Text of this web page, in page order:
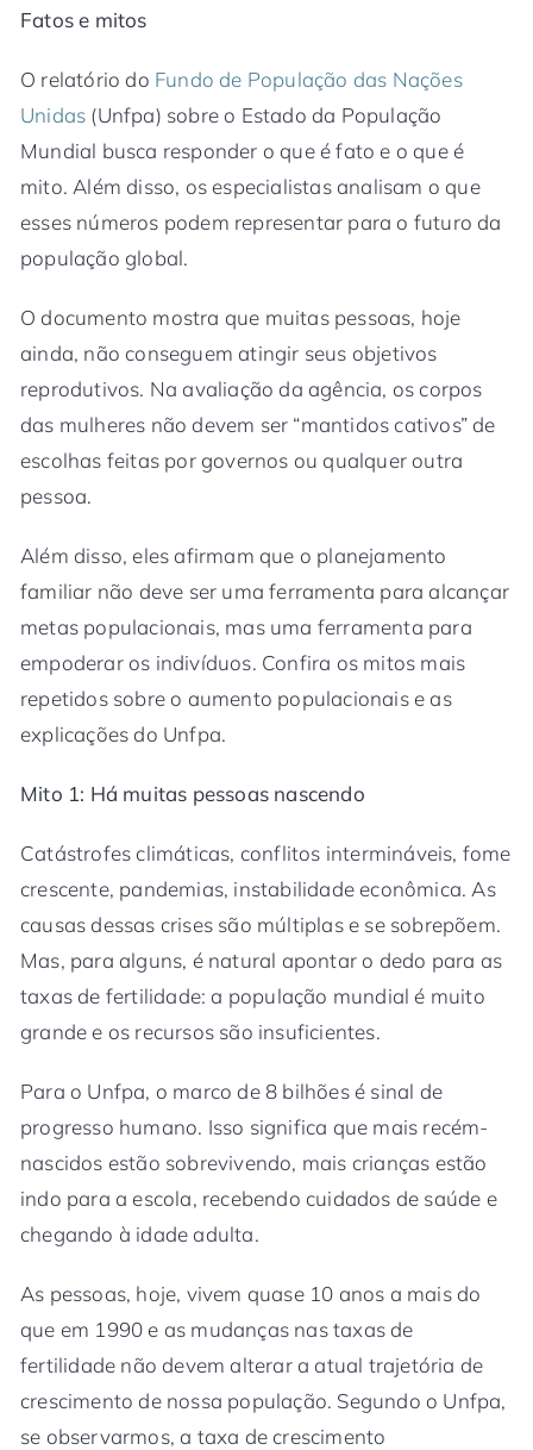
Fatos e mitos
O relatório do Fundo de População das Nações
Unidas (Unfpa) sobre o Estado da População
Mundial busca responder o que é fato e o que é
mito. Além disso, os especialistas analisam o que
esses números podem representar para o futuro da
população global.
O documento mostra que muitas pessoas, hoje
ainda, não conseguem atingir seus objetivos
reprodutivos. Na avaliação da agência, os corpos
das mulheres não devem ser “mantidos cativos” de
escolhas feitas por governos ou qualquer outra
pessoa.
Além disso, eles afirmam que o planejamento
familiar não deve ser uma ferramenta para alcançar
metas populacionais, mas uma ferramenta para
empoderar os indivíduos. Confira os mitos mais
repetidos sobre o aumento populacionais e as
explicações do Unfpa.
Mito 1: Há muitas pessoas nascendo
Catástrofes climáticas, conflitos intermináveis, fome
crescente, pandemias, instabilidade econômica. As
causas dessas crises são múltiplas e se sobrepõem.
Mas, para alguns, é natural apontar o dedo para as
taxas de fertilidade: a população mundial é muito
grande e os recursos são insuficientes.
Para o Unfpa, o marco de 8 bilhões é sinal de
progresso humano. Isso significa que mais recém-
nascidos estão sobrevivendo, mais crianças estão
indo para a escola, recebendo cuidados de saúde e
chegando à idade adulta.
As pessoas, hoje, vivem quase 10 anos a mais do
que em 1990 e as mudanças nas taxas de
fertilidade não devem alterar a atual trajetória de
crescimento de nossa população. Segundo o Unfpa,
se observarmos, a taxa de crescimento